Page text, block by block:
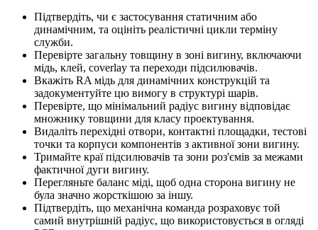
Підтвердіть, чи є застосування статичним або
динамічним, та оцініть реалістичні цикли терміну
служби.
Перевірте загальну товщину в зоні вигину, включаючи
мідь, клей, coverlay та переходи підсилювачів.
Вкажіть RA мідь для динамічних конструкцій та
задокументуйте цю вимогу в структурі шарів.
Перевірте, що мінімальний радіус вигину відповідає
множнику товщини для класу проектування.
Видаліть перехідні отвори, контактні площадки, тестові
точки та корпуси компонентів з активної зони вигину.
Тримайте краї підсилювачів та зони роз'ємів за межами
фактичної дуги вигину.
Перегляньте баланс міді, щоб одна сторона вигину не
була значно жорсткішою за іншу.
Підтвердіть, що механічна команда розраховує той
самий внутрішній радіус, що використовується в огляді